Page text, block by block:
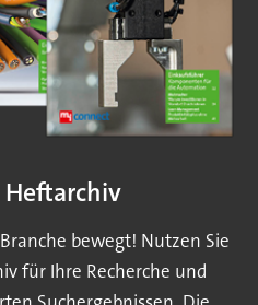
Heftarchiv
bewegt! Nutzen Sie
für Ihre Recherche und